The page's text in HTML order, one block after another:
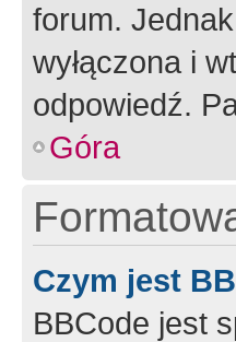
forum.
wyłączona i
odpowiedź.
Góra
Czym jest
BBCode jest